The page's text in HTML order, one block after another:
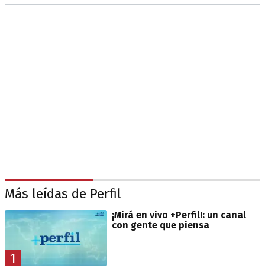
Más leídas de Perfil
1
¡Mirá en vivo +Perfil!: un canal
con gente que piensa